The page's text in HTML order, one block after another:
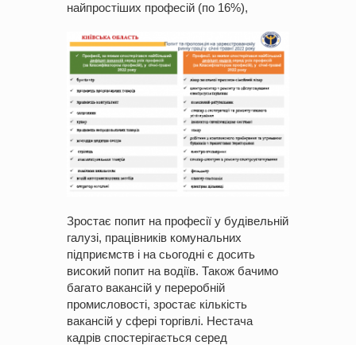
найпростіших професій (по 16%),
Зростає попит на професії у будівельній
галузі, працівників комунальних
підприємств і на сьогодні є досить
високий попит на водіїв. Також бачимо
багато вакансій у переробній
промисловості, зростає кількість
вакансій у сфері торгівлі. Нестача
кадрів спостерігається серед